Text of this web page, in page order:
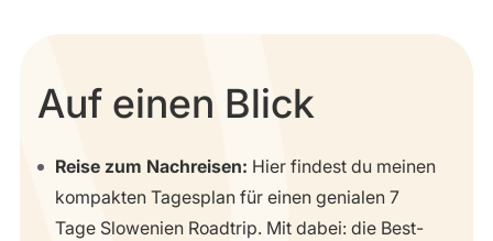
Auf einen Blick
Reise zum Nachreisen: Hier findest du meinen
kompakten Tagesplan für einen genialen 7
Tage Slowenien Roadtrip. Mit dabei: die Best-